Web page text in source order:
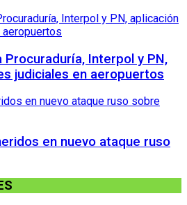
Procuraduría, Interpol y PN,
judiciales en aeropuertos
en nuevo ataque ruso